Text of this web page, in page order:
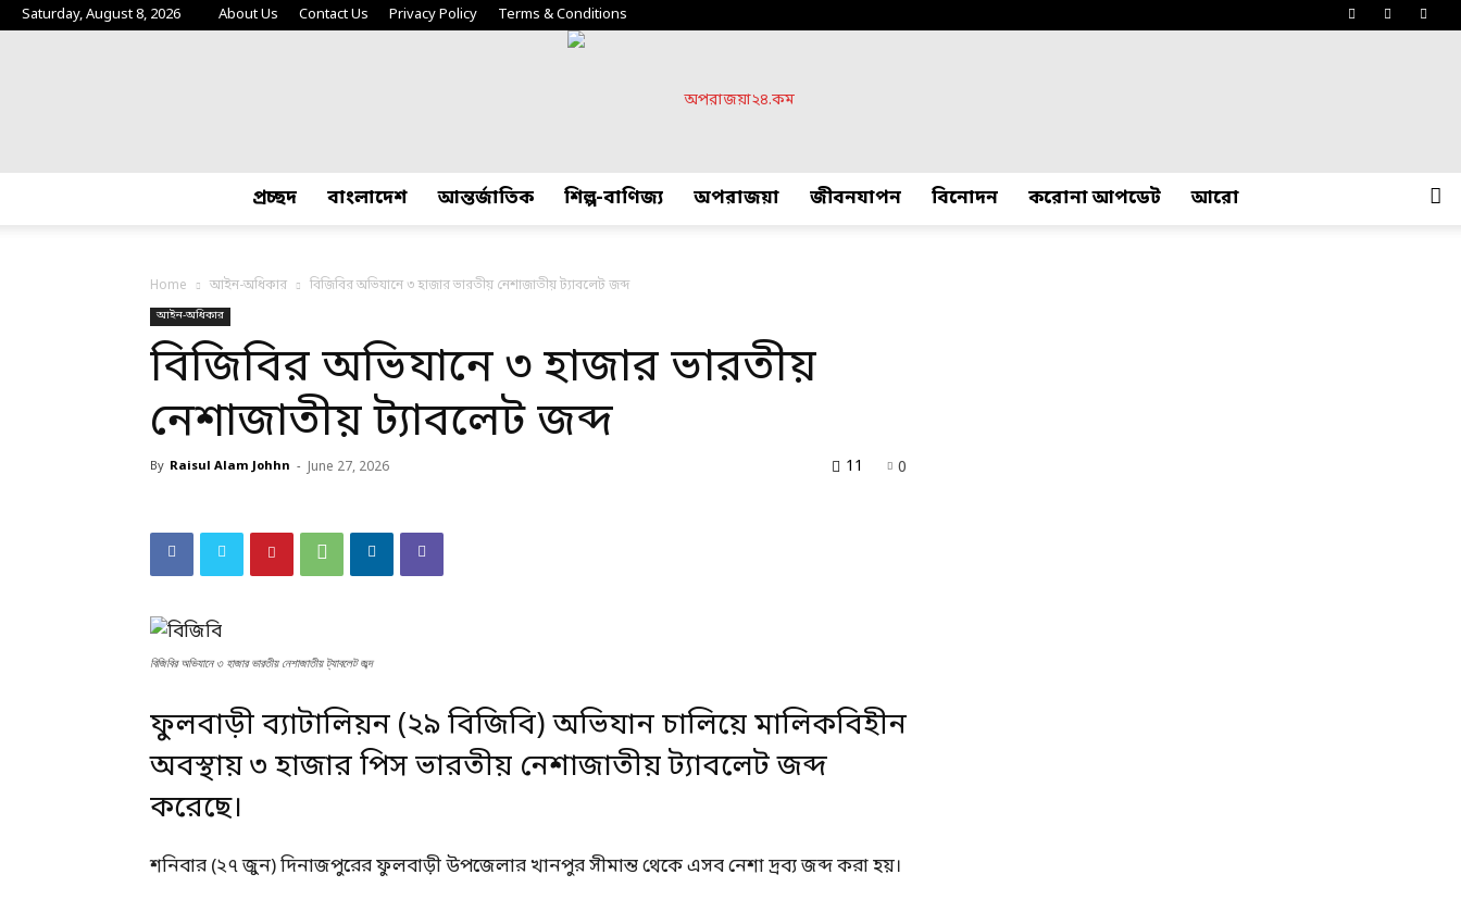
Saturday, August 8, 2026 About Us Contact Us Privacy Policy Terms & Conditions
প্রচ্ছদ বাংলাদেশ আন্তর্জাতিক শিল্প-বাণিজ্য অপরাজয়া জীবনযাপন বিনোদন করোনা আপডেট আরো
Home আইন-অধিকার বিজিবির অভিযানে ৩ হাজার ভারতীয় নেশাজাতীয় ট্যাবলেট জব্দ
আইন-অধিকার
বিজিবির অভিযানে ৩ হাজার ভারতীয়
নেশাজাতীয় ট্যাবলেট জব্দ
By Raisul Alam Johhn - June 27, 2026 0
11
বিজিবির অভিযানে ৩ হাজার ভারতীয় নেশাজাতীয় ট্যাবলেট জব্দ
ফুলবাড়ী ব্যাটালিয়ন (২৯ বিজিবি) অভিযান চালিয়ে মালিকবিহীন
অবস্থায় ৩ হাজার পিস ভারতীয় নেশাজাতীয় ট্যাবলেট জব্দ
করেছে।
শনিবার (২৭ জুন) দিনাজপুরের ফুলবাড়ী উপজেলার খানপুর সীমান্ত থেকে এসব নেশা দ্রব্য জব্দ করা হয়।